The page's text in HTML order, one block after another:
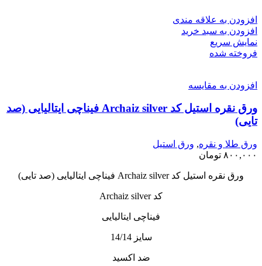
افزودن به علاقه مندی
افزودن به سبد خرید
نمایش سریع
فروخته شده
افزودن به مقایسه
ورق نقره استیل کد Archaiz silver فیناچی ایتالیایی (صد
تایی)
ورق طلا و نقره, ورق استیل
۸۰۰,۰۰۰ تومان
ورق نقره استیل کد Archaiz silver فیناچی ایتالیایی (صد تایی)
کد Archaiz silver
فیناچی ایتالیایی
سایز 14/14
ضد اکسید